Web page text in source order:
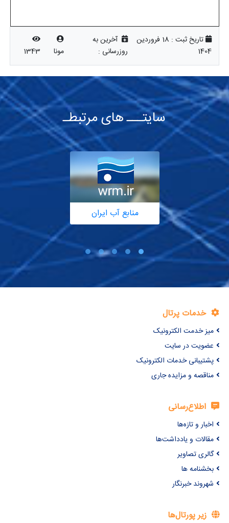
تاریخ ثبت :
18 فروردین
1404
آخرین به
روزرسانی :
مونا 1343
سایتـــ های مرتبطـ
منابع آب ایران
خدمات پرتال
میز خدمت الکترونیک
عضویت در سایت
پشتیبانی خدمات الکترونیک
مناقصه و مزایده جاری
اطلاع‌رسانی
اخبار و تازه‌ها
مقالات و یادداشت‌ها
گالری تصاویر
بخشنامه ها
شهروند خبرنگار
زیر پورتال‌ها